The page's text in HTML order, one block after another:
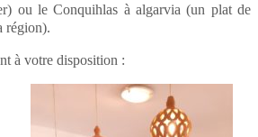
ou le Conquihlas à algarvia (un plat de
région).
à votre disposition :